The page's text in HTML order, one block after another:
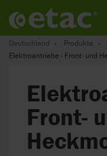
Deutschland Produkte
Elektroantriebe - Front- und
Front-